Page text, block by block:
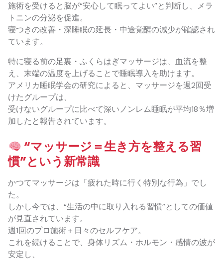
施術を受けると脳が“安心して眠ってよい”と判断し、メラ
トニンの分泌を促進。
寝つきの改善・深睡眠の延長・中途覚醒の減少が確認され
ています。
特に寝る前の足裏・ふくらはぎマッサージは、血流を整
え、末端の温度を上げることで睡眠導入を助けます。
アメリカ睡眠学会の研究によると、マッサージを週2回受
けたグループは、
受けないグループに比べて深いノンレム睡眠が平均18％増
加したと報告されています。
“マッサージ＝生き方を整える習
慣”という新常識
かつてマッサージは「疲れた時に行く特別な行為」でし
た。
しかし今では、“生活の中に取り入れる習慣”としての価値
が見直されています。
週1回のプロ施術＋日々のセルフケア。
これを続けることで、身体リズム・ホルモン・感情の波が
安定し、